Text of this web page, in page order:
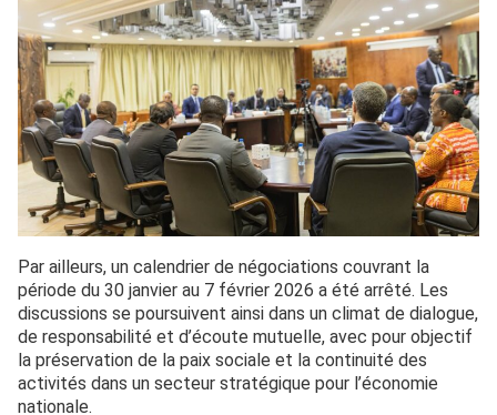
Par ailleurs, un calendrier de négociations couvrant la
période du 30 janvier au 7 février 2026 a été arrêté. Les
discussions se poursuivent ainsi dans un climat de dialogue,
de responsabilité et d’écoute mutuelle, avec pour objectif
la préservation de la paix sociale et la continuité des
activités dans un secteur stratégique pour l’économie
nationale.